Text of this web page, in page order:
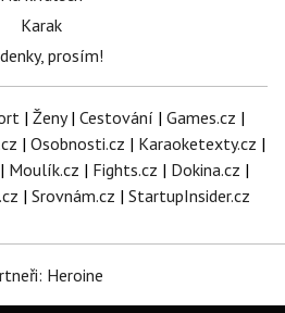
Karak
prosím!
| Ženy| Cestování | Games.cz |
| Osobnosti.cz | Karaoketexty.cz |
| Moulík.cz | Fights.cz | Dokina.cz |
| Srovnám.cz | StartupInsider.cz
Heroine